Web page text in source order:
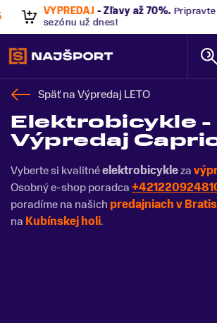
VÝPREDAJ- Zľavy až 70%.Pripravte
sezónu už dnes!
Späť naVýpredaj LETO
Elektrobicykle -
Výpredaj
Vyberte si kvalitnéelektrobicykleza
Osobný e-shop poradca
poradíme na našich predajniach v
na Kubínskej holi.